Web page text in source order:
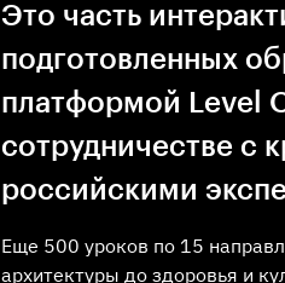
Это часть
подготовленных
платформой Level
сотрудничестве с
российскими
Еще 500 уроков по 15
архитектуры до здоровья и